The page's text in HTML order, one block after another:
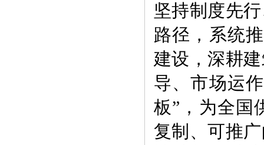
坚持制度先
路径，系统
建设，深耕
导、市场运
板”，为全国
复制、可推